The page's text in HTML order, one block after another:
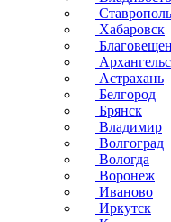
Ставрополь
Хабаровск
Астрахань
Белгород
Брянск
Владимир
Волгоград
Вологда
Воронеж
Иваново
Иркутск